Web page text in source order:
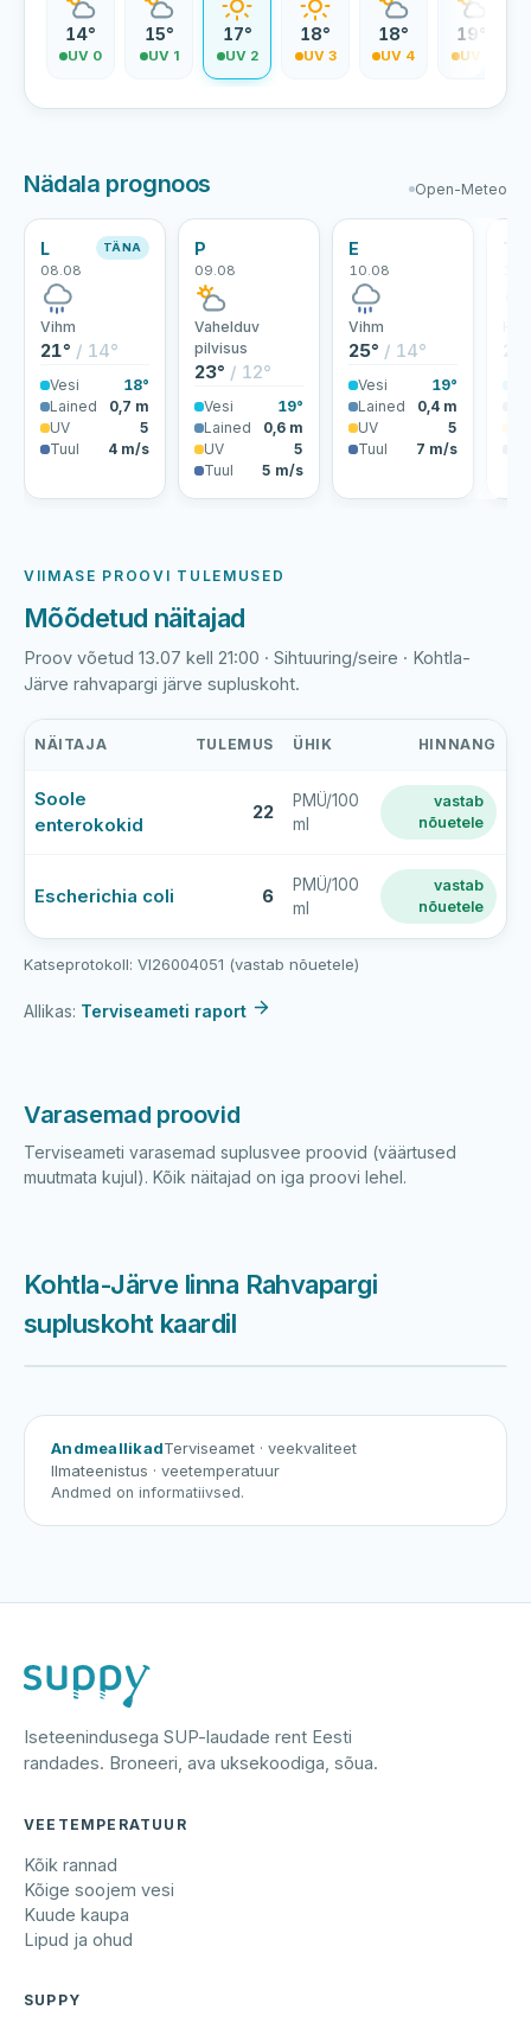
14°
UV 0
15°
UV 1
17°
UV 2
18°
UV 3
18°
UV 4
19°
UV 5
Nädala prognoos Open-Meteo
L
08.08
TÄNA
Vihm
21° / 14°
Vesi
18°
Lained
0,7 m
UV
5
Tuul
4 m/s
P
09.08
Vahelduv
pilvisus
23° / 12°
Vesi
19°
Lained
0,6 m
UV
5
Tuul
5 m/s
E
10.08
Vihm
25° / 14°
Vesi
19°
Lained
0,4 m
UV
5
Tuul
7 m/s
T
VIIMASE PROOVI TULEMUSED
Mõõdetud näitajad
Proov võetud 13.07 kell 21:00 · Sihtuuring/seire · Kohtla-
Järve rahvapargi järve supluskoht.
Järve
linna
supluskoha
veeproovi
mõõtmistulemused
NÄITAJA TULEMUS ÜHIK HINNANG
Soole
enterokokid
22
PMÜ/100
ml
vastab
nõuetele
Escherichia coli 6
PMÜ/100
ml
vastab
nõuetele
Katseprotokoll: VI26004051 (vastab nõuetele)
Allikas: Terviseameti raport
Varasemad proovid
Terviseameti varasemad suplusvee proovid (väärtused
muutmata kujul). Kõik näitajad on iga proovi lehel.
Kohtla-Järve linna Rahvapargi
supluskoht kaardil
AndmeallikadTerviseamet · veekvaliteet
Ilmateenistus · veetemperatuur
Andmed on informatiivsed.
Iseteenindusega SUP-laudade rent Eesti
randades. Broneeri, ava uksekoodiga, sõua.
VEETEMPERATUUR
Kõik rannad
Kõige soojem vesi
Kuude kaupa
Lipud ja ohud
SUPPY